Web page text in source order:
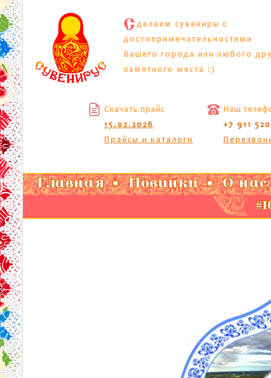
С делаем сувениры с
достопримечательностями
Вашего города или любого
памятного места :)
Скачать прайс
15.02.2026
Прайсы и каталоги
Наш
+7 911
Главная Новинки О нас